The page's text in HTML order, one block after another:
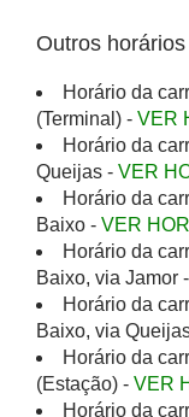
Outros
Horário da
(Terminal) - VER
Horário da
Queijas - VER
Horário da
Baixo - VER
Horário da
Baixo, via Jamor -
Horário da
Baixo, via
Horário da
(Estação) - VER
Horário da